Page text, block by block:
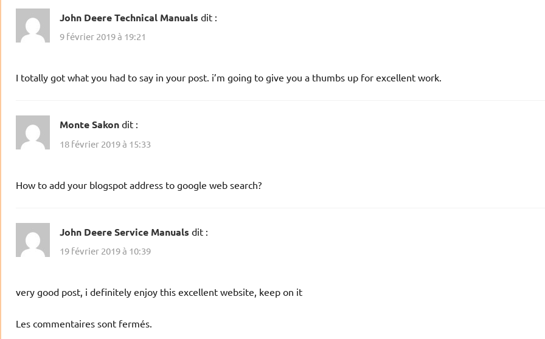
John Deere Technical Manuals dit :
9 février 2019 à 19:21
I totally got what you had to say in your post. i’m going to give you a thumbs up for excellent work.
Monte Sakon dit :
18 février 2019 à 15:33
How to add your blogspot address to google web search?
John Deere Service Manuals dit :
19 février 2019 à 10:39
very good post, i definitely enjoy this excellent website, keep on it
Les commentaires sont fermés.